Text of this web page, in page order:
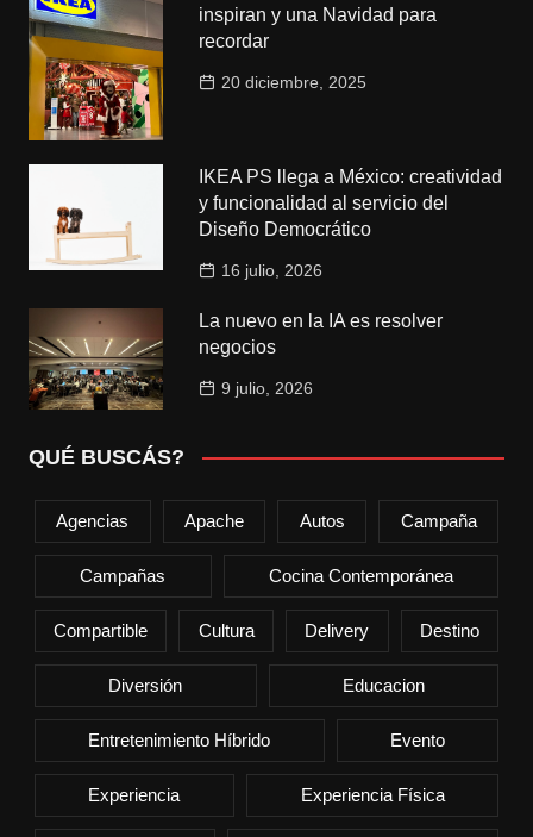
inspiran y una Navidad para
recordar
20 diciembre, 2025
IKEA PS llega a México: creatividad
y funcionalidad al servicio del
Diseño Democrático
16 julio, 2026
La nuevo en la IA es resolver
negocios
9 julio, 2026
QUÉ BUSCÁS?
Agencias Apache Autos Campaña
Campañas Cocina Contemporánea
Compartible Cultura Delivery Destino
Diversión Educacion
Entretenimiento Híbrido Evento
Experiencia Experiencia Física